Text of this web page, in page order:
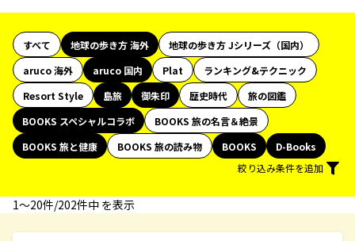
すべて 地球の歩き方 海外
地球の歩き方 Jシリーズ（国内）
aruco 海外
aruco 国内 Plat
ランキング&テクニック
Resort Style
島旅 御朱印 歴史時代
旅の図鑑
BOOKS スペシャルコラボ
BOOKS 旅の名言＆絶景
BOOKS 旅と健康
BOOKS 旅の読み物 BOOKS
D-Books
絞り込み条件を追加
1〜20件/202件中 を表示